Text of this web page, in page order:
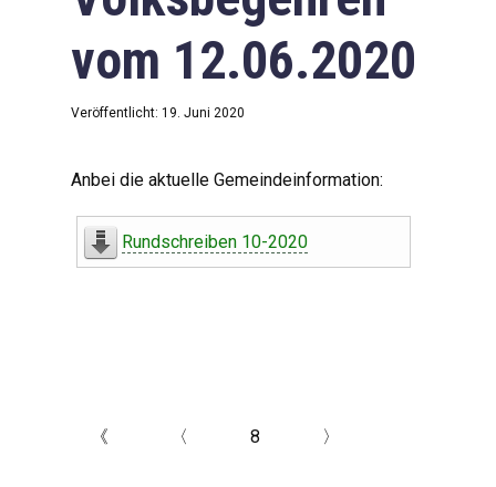
vom 12.06.2020
Veröffentlicht: 19. Juni 2020
Anbei die aktuelle Gemeindeinformation:
Rundschreiben 10-2020
《 〈 8 〉